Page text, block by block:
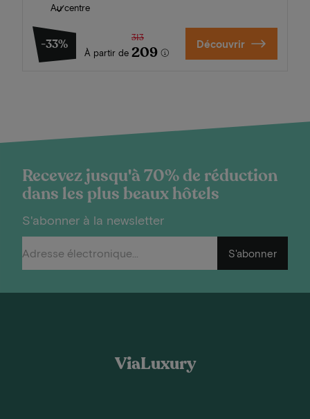
Au centre
-33%
À partir de
313
209 Découvrir
Recevez jusqu'à 70% de réduction
dans les plus beaux hôtels
S'abonner à la newsletter
S'abonner
ViaLuxury